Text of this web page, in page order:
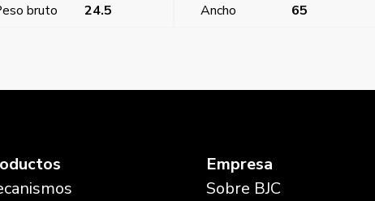
bruto 24.5 Ancho 65
Empresa
Sobre BJC